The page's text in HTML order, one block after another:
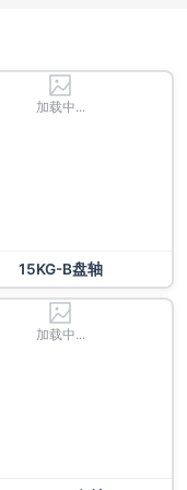
加载中...
15KG-B盘轴
加载中...